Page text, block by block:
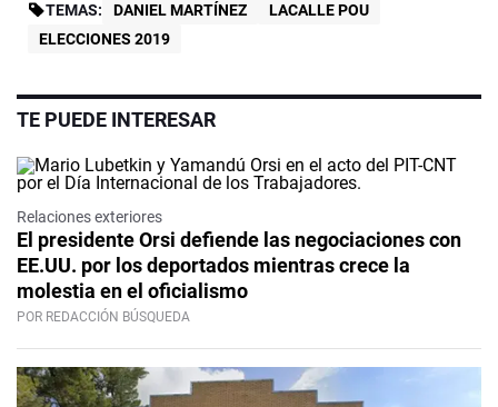
TEMAS: DANIEL MARTÍNEZ
LACALLE POU
ELECCIONES 2019
TE PUEDE INTERESAR
Relaciones exteriores
El presidente Orsi defiende las negociaciones con
EE.UU. por los deportados mientras crece la
molestia en el oficialismo
POR REDACCIÓN BÚSQUEDA